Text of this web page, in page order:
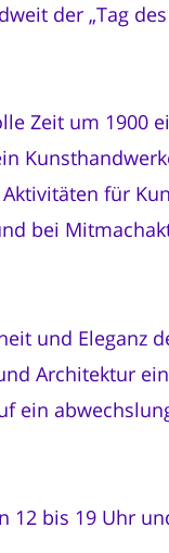
der „Tag
Zeit um 1900
für
bei
und Eleganz
Architektur
ein
12 bis 19 Uhr